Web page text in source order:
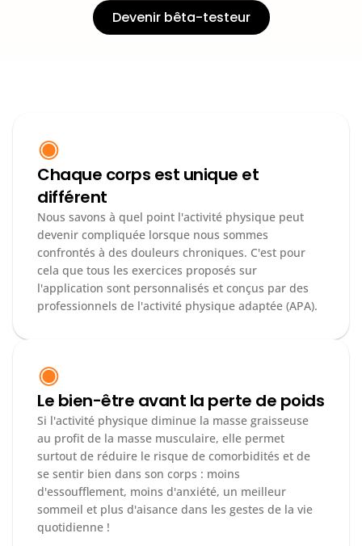
Devenir bêta-testeur
Chaque corps est unique et
différent
Nous savons à quel point l'activité physique peut
devenir compliquée lorsque nous sommes
confrontés à des douleurs chroniques. C'est pour
cela que tous les exercices proposés sur
l'application sont personnalisés et conçus par des
professionnels de l'activité physique adaptée (APA).
Le bien-être avant la perte de poids
Si l'activité physique diminue la masse graisseuse
au profit de la masse musculaire, elle permet
surtout de réduire le risque de comorbidités et de
se sentir bien dans son corps : moins
d'essoufflement, moins d'anxiété, un meilleur
sommeil et plus d'aisance dans les gestes de la vie
quotidienne !